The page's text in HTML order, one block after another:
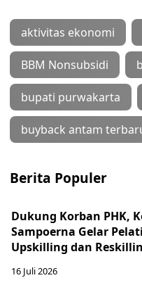
aktivitas ekonomi
BBM Nonsubsidi
bupati purwakarta
buyback antam
Berita Populer
Dukung Korban PHK,
Sampoerna Gelar
Upskilling dan
16 Juli 2026